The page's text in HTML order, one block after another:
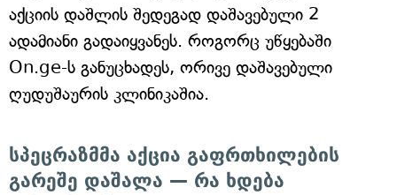
აქციის დაშლის შედეგად დაშავებული 2
ადამიანი გადაიყვანეს. როგორც უწყებაში
On.ge-ს განუცხადეს, ორივე დაშავებული
ღუდუშაურის კლინიკაშია.
სპეცრაზმმა აქცია გაფრთხილების
გარეშე დაშალა — რა ხდება